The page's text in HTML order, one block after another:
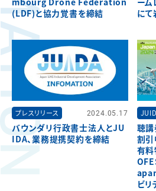
(LDF)と協力覚書を締結
に
プレスリリース 2024.05.17
バウンダリ行政書士法人とJU
IDA、業務提携契約を締結
聴講
割引
有
ビ